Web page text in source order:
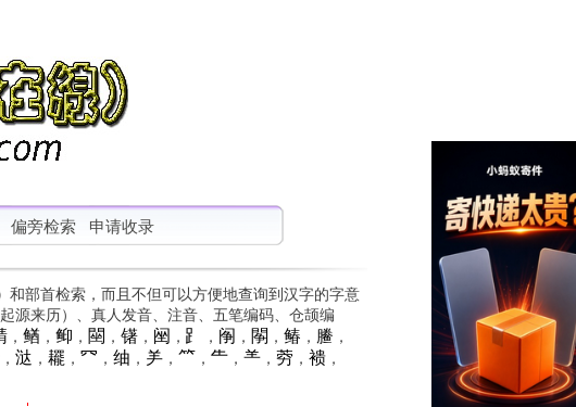
偏旁检索 申请收录
和部首检索，而且不但可以方便地查询到汉字的字意
源来历）、真人发音、注音、五笔编码、仓颉编
， 䲡 ， 䲟 ， 䦟 ， 䦃， 䦷 ， ⻊ ， 䦶 ， 䦛 ， 䲠 ， 䲢 ，
， 㳠 ， 䎱 ， ⺳ ， 䌷 ， ⺶， ⺮ ， ⺧， ⺷， 䓖， 䙌，